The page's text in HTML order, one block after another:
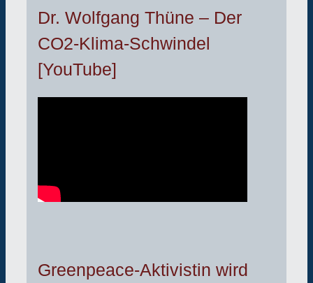
Dr. Wolfgang Thüne – Der
CO2-Klima-Schwindel
[YouTube]
Greenpeace-Aktivistin wird